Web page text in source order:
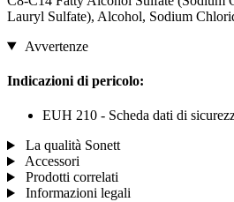
Lauryl Sulfate), Alcohol, Sodium
Avvertenze
Indicazioni di pericolo:
EUH 210 - Scheda dati di
La qualità Sonett
Accessori
Prodotti correlati
Informazioni legali